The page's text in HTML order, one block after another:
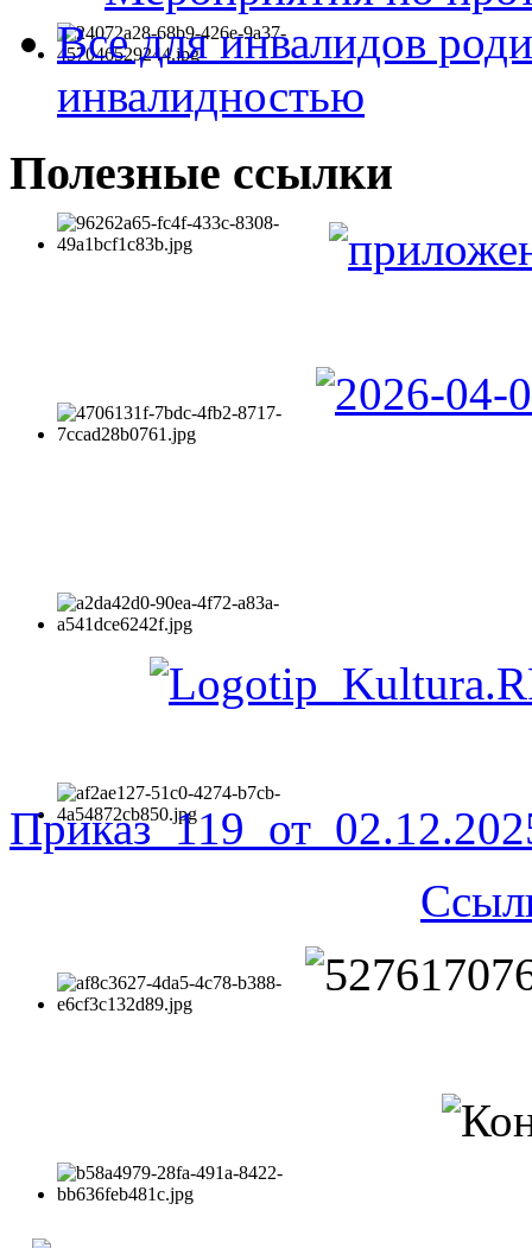
Все для инвалидов
инвалидностью
Полезные ссылки